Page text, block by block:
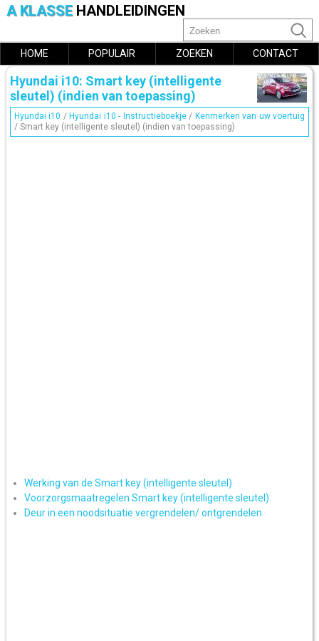
A KLASSE HANDLEIDINGEN
HOME POPULAIR ZOEKEN CONTACT
Hyundai i10: Smart key (intelligente
sleutel) (indien van toepassing)
Hyundai i10 / Hyundai i10 - Instructieboekje/ Kenmerken van uw voertuig
/ Smart key (intelligente sleutel) (indien van toepassing)
Werking van de Smart key (intelligente sleutel)
Voorzorgsmaatregelen Smart key (intelligente sleutel)
Deur in een noodsituatie vergrendelen/ ontgrendelen